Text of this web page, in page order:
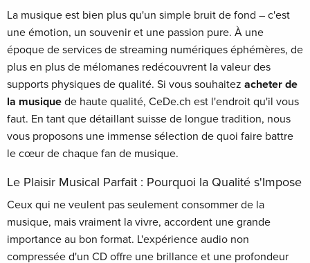
La musique est bien plus qu'un simple bruit de fond – c'est
une émotion, un souvenir et une passion pure. À une
époque de services de streaming numériques éphémères, de
plus en plus de mélomanes redécouvrent la valeur des
supports physiques de qualité. Si vous souhaitez acheter de
la musique de haute qualité, CeDe.ch est l'endroit qu'il vous
faut. En tant que détaillant suisse de longue tradition, nous
vous proposons une immense sélection de quoi faire battre
le cœur de chaque fan de musique.
Le Plaisir Musical Parfait : Pourquoi la Qualité s'Impose
Ceux qui ne veulent pas seulement consommer de la
musique, mais vraiment la vivre, accordent une grande
importance au bon format. L'expérience audio non
compressée d'un CD offre une brillance et une profondeur